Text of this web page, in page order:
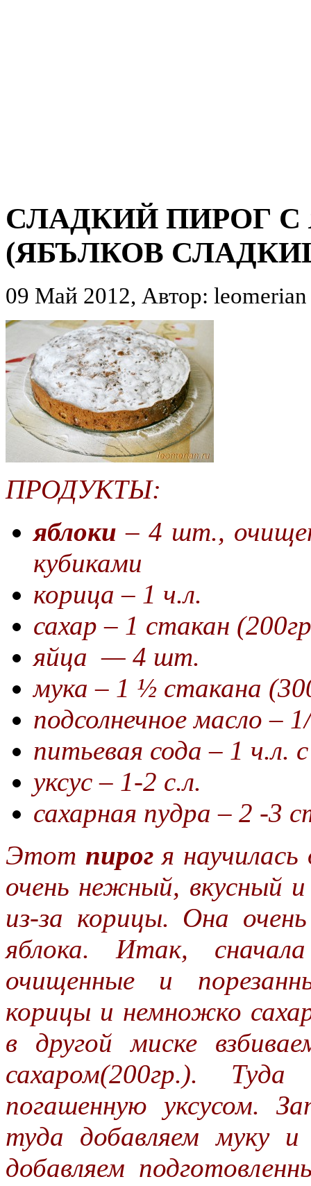
СЛАДКИЙ ПИРОГ
(ЯБЪЛКОВ
09 Май 2012, Автор: leomerian
ПРОДУКТЫ:
яблоки – 4 шт.,
кубиками
корица – 1 ч.л.
сахар – 1 стакан
яйца — 4 шт.
мука – 1 ½ стакана
подсолнечное масло –
питьевая сода – 1 ч.л.
уксус – 1-2 с.л.
сахарная пудра – 2 -3
Этот пирогя
очень нежный, вкусный
из-за корицы. Она
яблока. Итак,
очищенные и
корицы и немножко
в другой миске
сахаром(200гр.).
погашенную уксусом.
туда добавляем муку и
добавляем